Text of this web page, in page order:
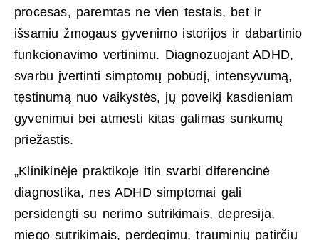
procesas, paremtas ne vien testais, bet ir
išsamiu žmogaus gyvenimo istorijos ir dabartinio
funkcionavimo vertinimu. Diagnozuojant ADHD,
svarbu įvertinti simptomų pobūdį, intensyvumą,
tęstinumą nuo vaikystės, jų poveikį kasdieniam
gyvenimui bei atmesti kitas galimas sunkumų
priežastis.
„Klinikinėje praktikoje itin svarbi diferencinė
diagnostika, nes ADHD simptomai gali
persidengti su nerimo sutrikimais, depresija,
miego sutrikimais, perdegimu, trauminių patirčių